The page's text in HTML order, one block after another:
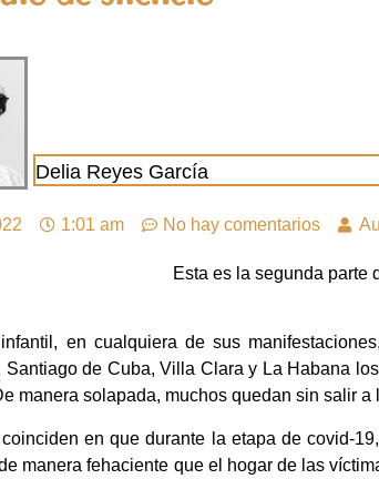
Delia Reyes García
1:01 am No hay comentarios
Esta es la segunda parte
en cualquiera de sus
Santiago de Cuba, Villa Clara y La Habana
manera solapada, muchos quedan sin salir
coinciden en que durante la etapa de covid-
manera fehaciente que el hogar de las